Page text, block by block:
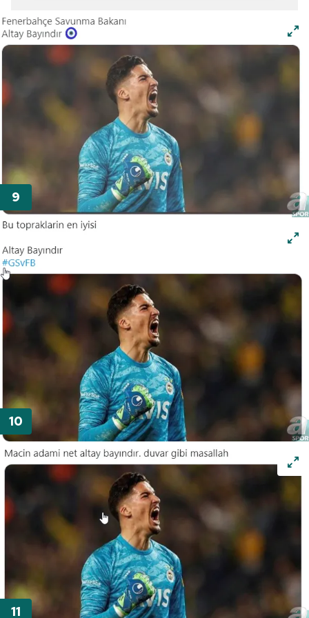
Sizlere daha iyi bir hizmet sunabilmek için İnternet
Sitemizde kendimize ve üçüncü kişilere ait çerezler
kullanılmaktadır. Bu çerezler vasıtasıyla çeşitli kişisel
verileriniz işlenmekte olup gerekli olan çerezler bilgi
toplumu hizmetlerinin sunulması amacıyla
kullanılmaktadır. Diğer çerezler, sitemizin daha işlevsel
kılınması ve kişiselleştirilmesi ve sizlere yönelik
reklam/pazarlama faaliyetlerinin yapılması, amaçlarıyla
sınırlı olarak açık rızanız dahilinde kullanılacaktır.
Çerezlere ilişkin tercihlerinizi aşağıda yer alan panel
vasıtasıyla belirleyebilirsiniz. Çerezlere ilişkin detaylı bilgi
Metnimizi
6698 sayılı Kişisel Verilerin Korunması Kanunu uyarınca
hazırlanmış Aydınlatma Metnimizi okumak ve sitemizde
ilgili mevzuata uygun olarak kullanılan çerezlerle ilgili bilgi
almak için lütfen
tıklayınız.